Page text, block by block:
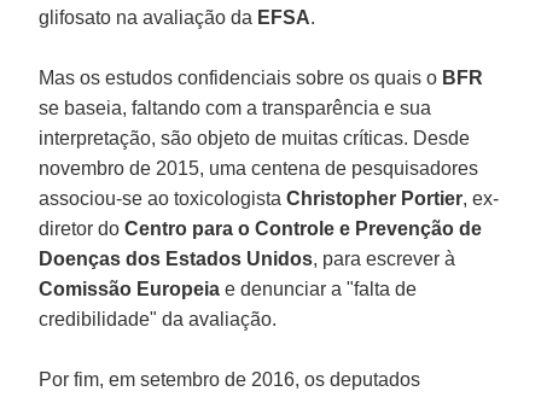
glifosato na avaliação da EFSA.
Mas os estudos confidenciais sobre os quais o BFR
se baseia, faltando com a transparência e sua
interpretação, são objeto de muitas críticas. Desde
novembro de 2015, uma centena de pesquisadores
associou-se ao toxicologistaChristopher Portier, ex-
diretor doCentro para o Controle e Prevenção de
Doenças dos Estados Unidos, para escrever à
Comissão Europeia e denunciar a "falta de
credibilidade" da avaliação.
Por fim, em setembro de 2016, os deputados